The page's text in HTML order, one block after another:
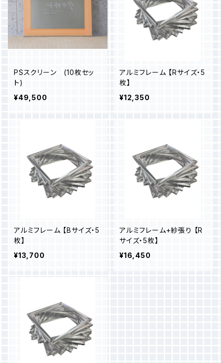
PSスクリーン (10枚セッ
ト)
¥49,500
アルミフレーム 【Rサイズ・5
枚】
¥12,350
アルミフレーム 【Bサイズ・5
枚】
¥13,700
アルミフレーム+紗張り 【R
サイズ・5枚】
¥16,450